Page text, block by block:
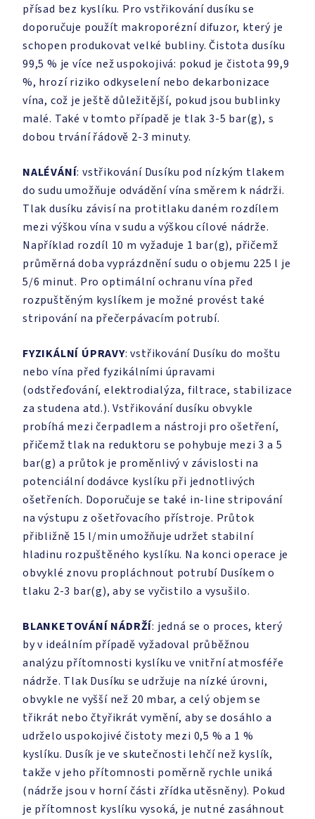
přísad bez kyslíku. Pro vstřikování dusíku se
doporučuje použít makroporézní difuzor, který je
schopen produkovat velké bubliny. Čistota dusíku
99,5 % je více než uspokojivá: pokud je čistota 99,9
%, hrozí riziko odkyselení nebo dekarbonizace
vína, což je ještě důležitější, pokud jsou bublinky
malé. Také v tomto případě je tlak 3-5 bar(g), s
dobou trvání řádově 2-3 minuty.
NALÉVÁNÍ: vstřikování Dusíku pod nízkým tlakem
do sudu umožňuje odvádění vína směrem k nádrži.
Tlak dusíku závisí na protitlaku daném rozdílem
mezi výškou vína v sudu a výškou cílové nádrže.
Například rozdíl 10 m vyžaduje 1 bar(g), přičemž
průměrná doba vyprázdnění sudu o objemu 225 l je
5/6 minut. Pro optimální ochranu vína před
rozpuštěným kyslíkem je možné provést také
stripování na přečerpávacím potrubí.
FYZIKÁLNÍ ÚPRAVY: vstřikování Dusíku do moštu
nebo vína před fyzikálními úpravami
(odstřeďování, elektrodialýza, filtrace, stabilizace
za studena atd.). Vstřikování dusíku obvykle
probíhá mezi čerpadlem a nástroji pro ošetření,
přičemž tlak na reduktoru se pohybuje mezi 3 a 5
bar(g) a průtok je proměnlivý v závislosti na
potenciální dodávce kyslíku při jednotlivých
ošetřeních. Doporučuje se také in-line stripování
na výstupu z ošetřovacího přístroje. Průtok
přibližně 15 l/min umožňuje udržet stabilní
hladinu rozpuštěného kyslíku. Na konci operace je
obvyklé znovu propláchnout potrubí Dusíkem o
tlaku 2-3 bar(g), aby se vyčistilo a vysušilo.
BLANKETOVÁNÍ NÁDRŽÍ: jedná se o proces, který
by v ideálním případě vyžadoval průběžnou
analýzu přítomnosti kyslíku ve vnitřní atmosféře
nádrže. Tlak Dusíku se udržuje na nízké úrovni,
obvykle ne vyšší než 20 mbar, a celý objem se
třikrát nebo čtyřikrát vymění, aby se dosáhlo a
udrželo uspokojivé čistoty mezi 0,5 % a 1 %
kyslíku. Dusík je ve skutečnosti lehčí než kyslík,
takže v jeho přítomnosti poměrně rychle uniká
(nádrže jsou v horní části zřídka utěsněny). Pokud
je přítomnost kyslíku vysoká, je nutné zasáhnout